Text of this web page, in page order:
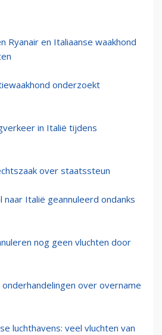
Ryanair en Italiaanse waakhond
onderzoekt
in Italië tijdens
over staatssteun
naar Italië geannuleerd ondanks
nog geen vluchten door
over overname
luchthavens: veel vluchten van